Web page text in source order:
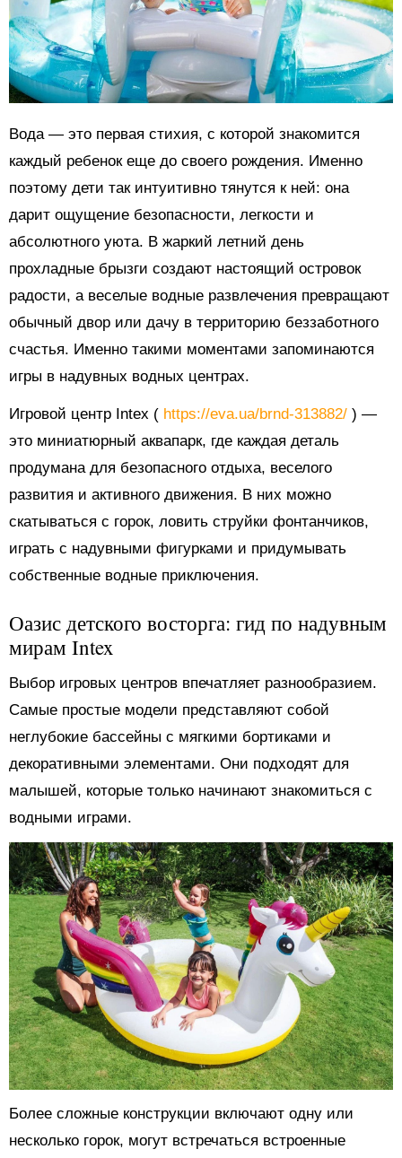
Вода — это первая стихия, с которой знакомится
каждый ребенок еще до своего рождения. Именно
поэтому дети так интуитивно тянутся к ней: она
дарит ощущение безопасности, легкости и
абсолютного уюта. В жаркий летний день
прохладные брызги создают настоящий островок
радости, а веселые водные развлечения превращают
обычный двор или дачу в территорию беззаботного
счастья. Именно такими моментами запоминаются
игры в надувных водных центрах.
Игровой центр Intex ( https://eva.ua/brnd-313882/ ) —
это миниатюрный аквапарк, где каждая деталь
продумана для безопасного отдыха, веселого
развития и активного движения. В них можно
скатываться с горок, ловить струйки фонтанчиков,
играть с надувными фигурками и придумывать
собственные водные приключения.
Оазис детского восторга: гид по надувным
мирам Intex
Выбор игровых центров впечатляет разнообразием.
Самые простые модели представляют собой
неглубокие бассейны с мягкими бортиками и
декоративными элементами. Они подходят для
малышей, которые только начинают знакомиться с
водными играми.
Более сложные конструкции включают одну или
несколько горок, могут встречаться встроенные